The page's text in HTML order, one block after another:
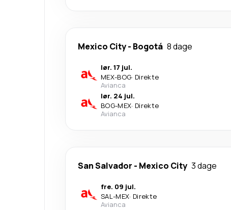
Mexico City- Bogotá 8 dage
lør. 17 jul.
MEX-BOG· Direkte
Avianca
lør. 24 jul.
BOG-MEX· Direkte
Avianca
San Salvador - Mexico City 3 dage
fre. 09 jul.
SAL-MEX· Direkte
Avianca